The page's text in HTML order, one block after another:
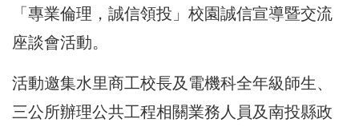
「專業倫理，誠信領投」校園誠信宣導暨交流
座談會活動。
活動邀集水里商工校長及電機科全年級師生、
三公所辦理公共工程相關業務人員及南投縣政